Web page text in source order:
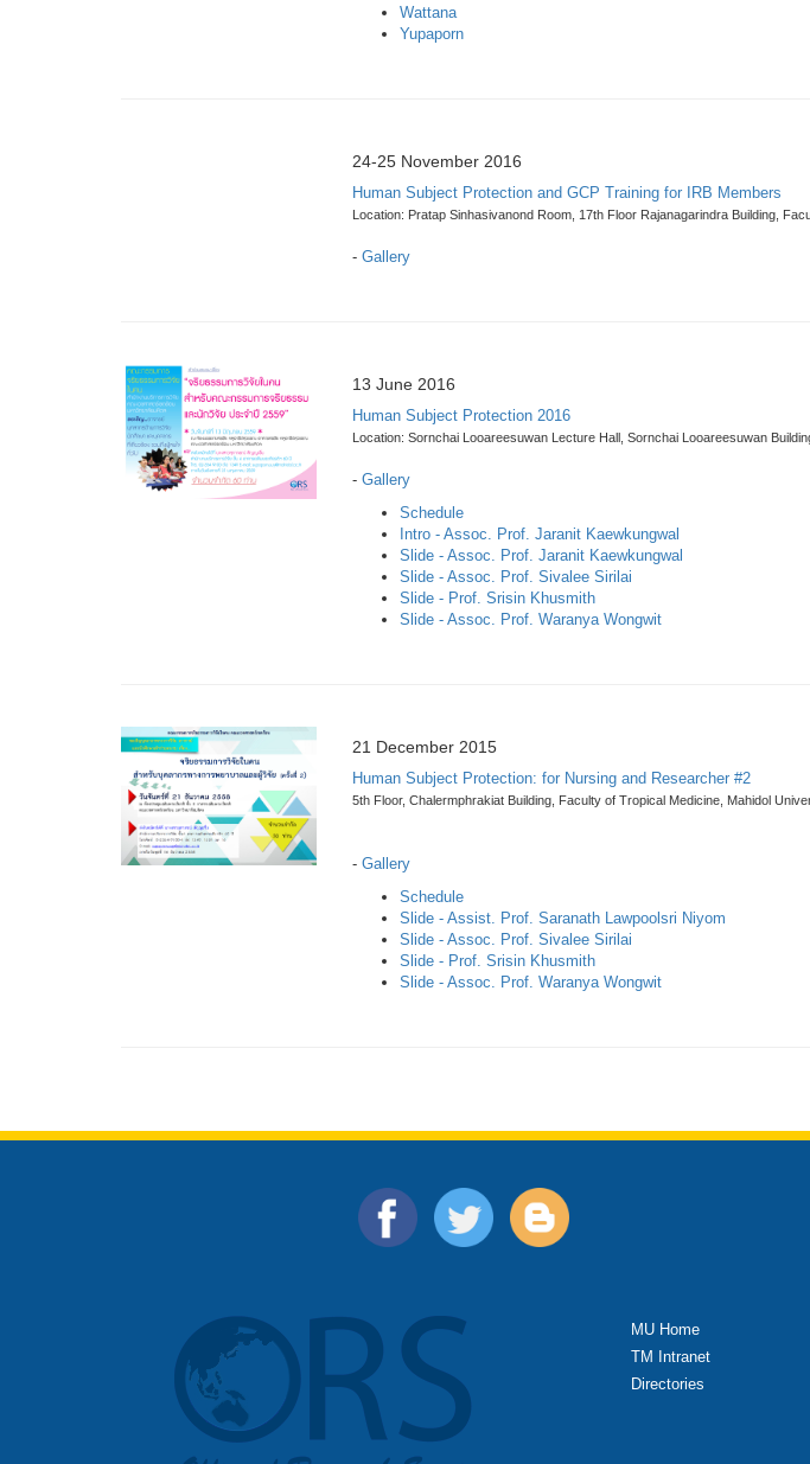
Wattana
Yupaporn
24-25 November 2016
Human Subject Protection and GCP Training for IRB Members
Location: Pratap Sinhasivanond Room, 17th Floor Rajanagarindra Building,
- Gallery
13 June 2016
Human Subject Protection 2016
Location: Sornchai Looareesuwan Lecture Hall, Sornchai Looareesuwan
- Gallery
Schedule
Intro - Assoc. Prof. Jaranit Kaewkungwal
Slide - Assoc. Prof. Jaranit Kaewkungwal
Slide - Assoc. Prof. Sivalee Sirilai
Slide - Prof. Srisin Khusmith
Slide - Assoc. Prof. Waranya Wongwit
21 December 2015
Human Subject Protection: for Nursing and Researcher #2
5th Floor, Chalermphrakiat Building, Faculty of Tropical Medicine, Mahidol
- Gallery
Schedule
Slide - Assist. Prof. Saranath Lawpoolsri Niyom
Slide - Assoc. Prof. Sivalee Sirilai
Slide - Prof. Srisin Khusmith
Slide - Assoc. Prof. Waranya Wongwit
MU Home
TM Intranet
Directories